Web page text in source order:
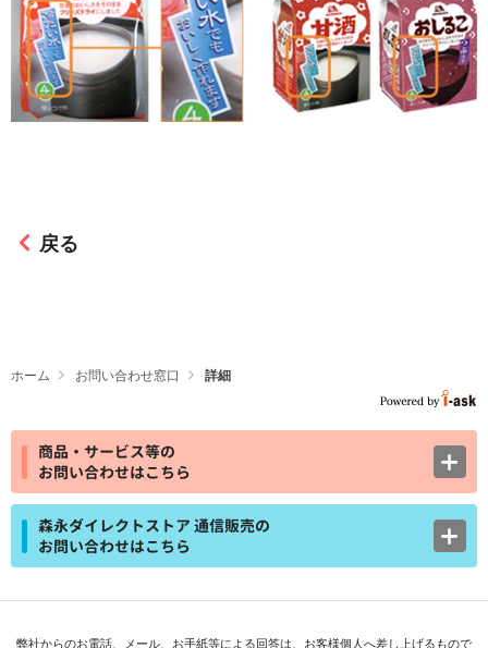
戻る
ホーム お問い合わせ窓口 詳細
商品・サービス等の
お問い合わせはこちら
森永ダイレクトストア 通信販売の
お問い合わせはこちら
弊社からのお電話、メール、お手紙等による回答は、お客様個人へ差し上げるもので